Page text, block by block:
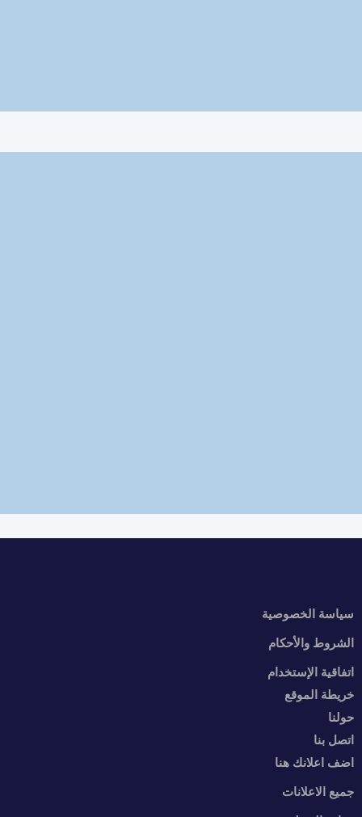
سياسة الخصوصية
الشروط والأحكام
اتفاقية الإستخدام
خريطة الموقع
حولنا
اتصل بنا
اضف اعلانك هنا
جميع الاعلانات